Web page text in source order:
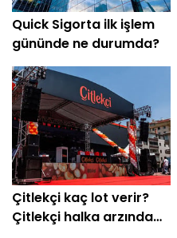
Quick Sigorta ilk işlem
gününde ne durumda?
Çitlekçi kaç lot verir?
Çitlekçi halka arzında